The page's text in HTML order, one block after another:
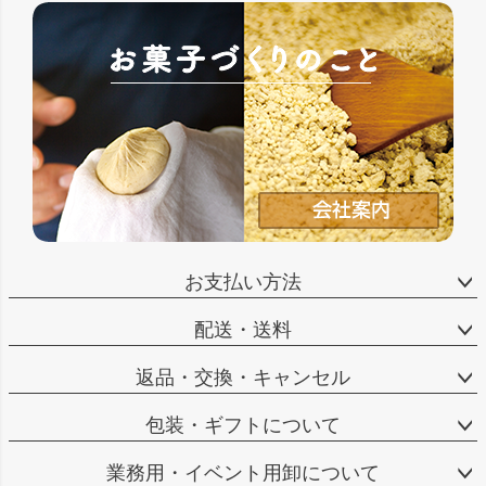
お支払い方法
配送・送料
返品・交換・キャンセル
包装・ギフトについて
業務用・イベント用卸について